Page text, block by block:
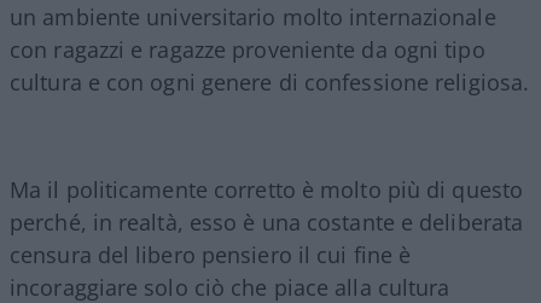
un ambiente universitario molto internazionale
con ragazzi e ragazze proveniente da ogni tipo
cultura e con ogni genere di confessione religiosa.
Ma il politicamente corretto è molto più di questo
perché, in realtà, esso è una costante e deliberata
censura del libero pensiero il cui fine è
incoraggiare solo ciò che piace alla cultura